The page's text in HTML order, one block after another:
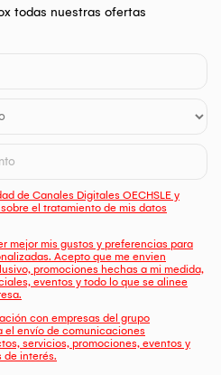
todas nuestras ofertas
de Canales Digitales OECHSLE y
el tratamiento de mis datos
mejor mis gustos y preferencias para
Acepto que me envien
promociones hechas a mi medida,
eventos y todo lo que se alinee
con empresas del grupo
el envío de comunicaciones
servicios, promociones, eventos y
de interés.